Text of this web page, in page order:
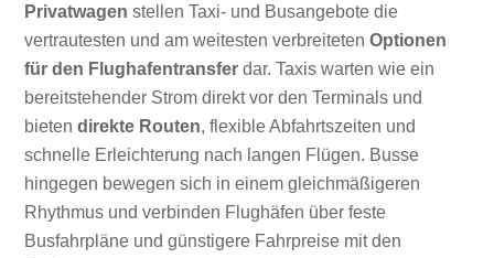
Privatwagen stellen Taxi- und Busangebote die
vertrautesten und am weitesten verbreitetenOptionen
für den Flughafentransfer dar. Taxis warten wie ein
bereitstehender Strom direkt vor den Terminals und
bietendirekte Routen, flexible Abfahrtszeiten und
schnelle Erleichterung nach langen Flügen. Busse
hingegen bewegen sich in einem gleichmäßigeren
Rhythmus und verbinden Flughäfen über feste
Busfahrpläne und günstigere Fahrpreise mit den